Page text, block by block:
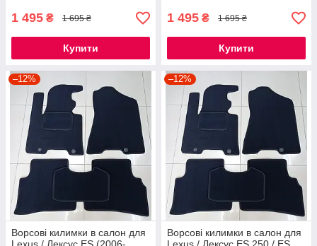
1 495 ₴ 1 695 ₴
Купити
1 495 ₴ 1 695 ₴
Купити
–12%
Ворсові килимки в салон для
–12%
Ворсові килимки в салон для